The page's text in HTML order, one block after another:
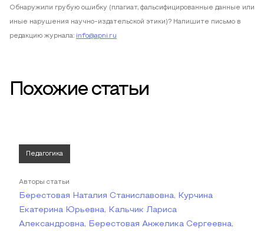
Обнаружили грубую ошибку (плагиат, фальсифицированные данные или
иные нарушения научно-издательской этики)? Напишите письмо в
редакцию журнала: info@apni.ru
Похожие статьи
Педагогика
Авторы статьи
Берестовая Наталия Станиславовна, Курчина
Екатерина Юрьевна, Кальчик Лариса
Александровна, Берестовая Анжелика Сергеевна,